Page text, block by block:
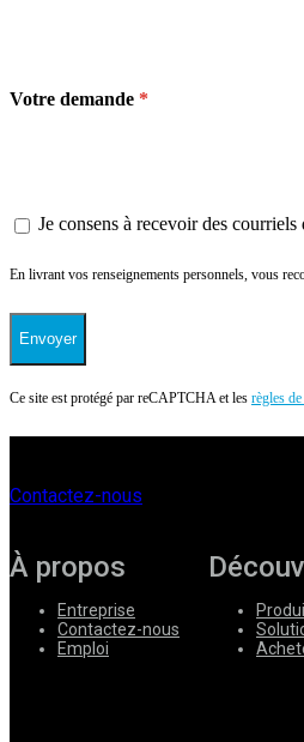
Votre demande
Je consens à recevoir des
En livrant vos renseignements personnels, vous
Envoyer
Ce site est protégé par reCAPTCHA et les règles
Contactez-nous
À propos
Entreprise
Contactez-nous
Emploi